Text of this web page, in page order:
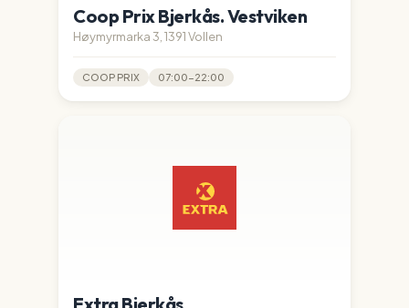
Coop Prix Bjerkås. Vestviken
Høymyrmarka 3, 1391 Vollen
COOP PRIX 07:00-22:00